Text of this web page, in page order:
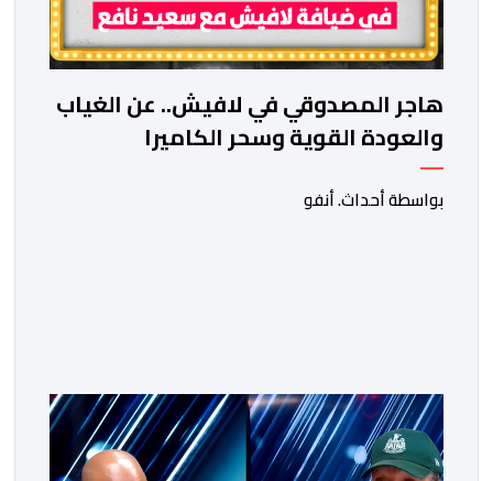
هاجر المصدوقي في لافيش.. عن الغياب
والعودة القوية وسحر الكاميرا
بواسطة أحداث. أنفو